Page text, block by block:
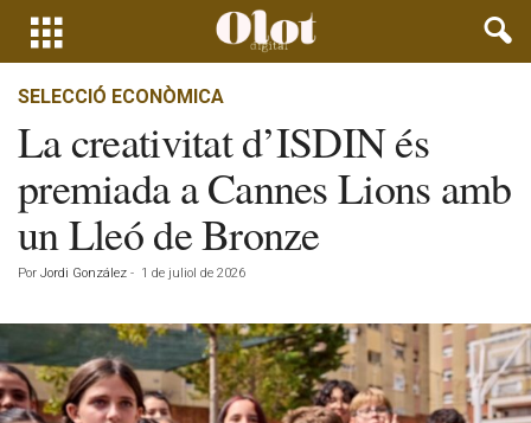
SELECCIÓ ECONÒMICA
La creativitat d’ISDIN és
premiada a Cannes Lions amb
un Lleó de Bronze
Por Jordi González - 1 de juliol de 2026